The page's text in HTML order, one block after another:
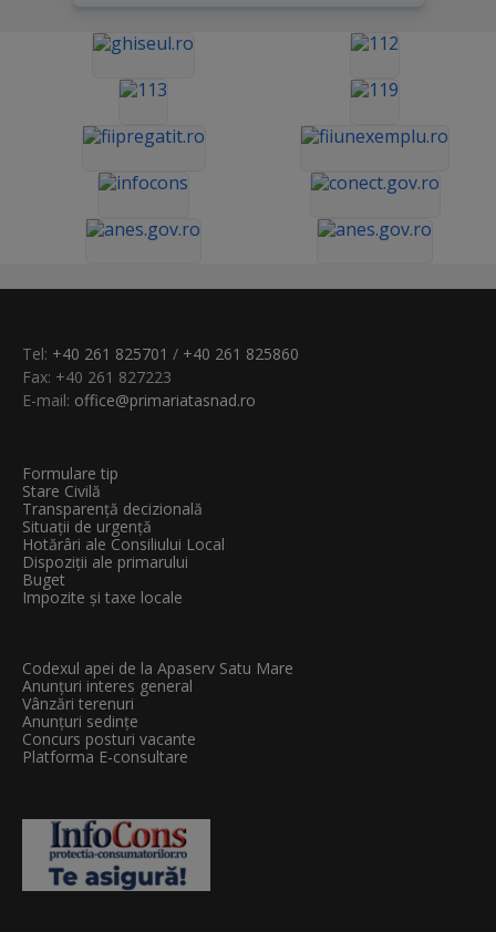
Tel: +40 261 825701 / +40 261 825860
Fax: +40 261 827223
E-mail: office@primariatasnad.ro
Formulare tip
Stare Civilă
Transparenţă decizională
Situații de urgență
Hotărâri ale Consiliului Local
Dispoziții ale primarului
Buget
Impozite și taxe locale
Codexul apei de la Apaserv Satu Mare
Anunțuri interes general
Vânzări terenuri
Anunțuri sedințe
Concurs posturi vacante
Platforma E-consultare